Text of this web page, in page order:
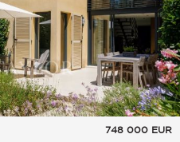
748 000 EUR